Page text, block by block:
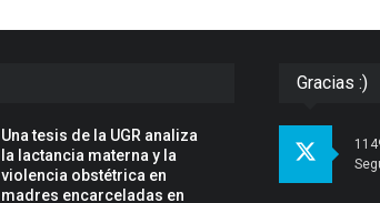
Una tesis de la UGR analiza
la lactancia materna y la
violencia obstétrica en
madres encarceladas en
Gracias :)